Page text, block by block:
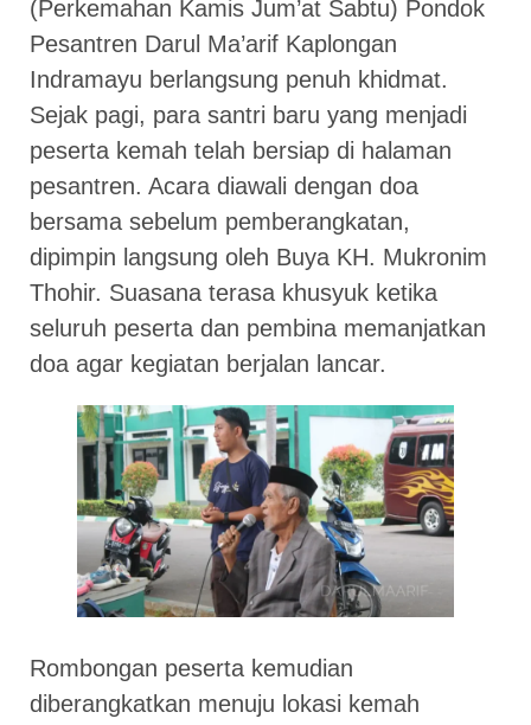
(Perkemahan Kamis Jum’at Sabtu) Pondok
Pesantren Darul Ma’arif Kaplongan
Indramayu berlangsung penuh khidmat.
Sejak pagi, para santri baru yang menjadi
peserta kemah telah bersiap di halaman
pesantren. Acara diawali dengan doa
bersama sebelum pemberangkatan,
dipimpin langsung oleh Buya KH. Mukronim
Thohir. Suasana terasa khusyuk ketika
seluruh peserta dan pembina memanjatkan
doa agar kegiatan berjalan lancar.
Rombongan peserta kemudian
diberangkatkan menuju lokasi kemah